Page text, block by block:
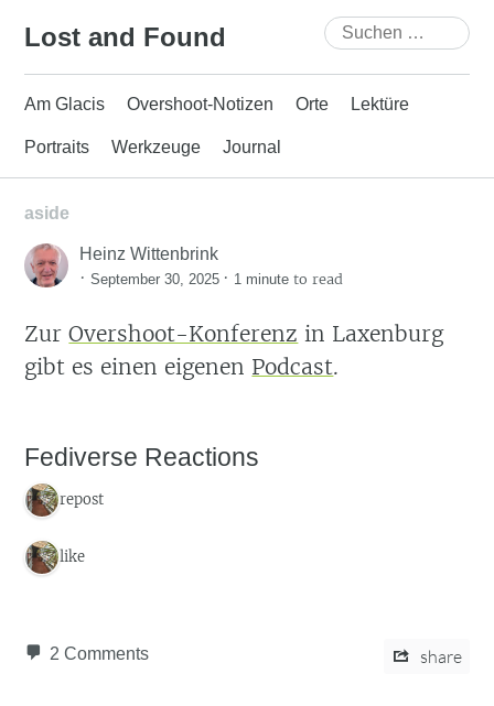
Lost and Found
Suchen
nach:
Am Glacis Overshoot-Notizen Orte Lektüre
Portraits Werkzeuge Journal
aside
Heinz Wittenbrink
·September 30, 2025 · 1 minute to read
ZurOvershoot-Konferenz in Laxenburg
gibt es einen eigenen Podcast.
Fediverse Reactions
1 repost
1 like
2 Comments share